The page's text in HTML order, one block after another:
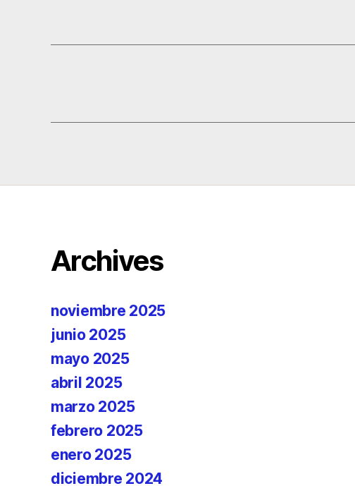
Archives
noviembre 2025
junio 2025
mayo 2025
abril 2025
marzo 2025
febrero 2025
enero 2025
diciembre 2024